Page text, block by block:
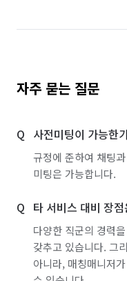
자주 묻는 질문
사전미팅이 가능한
규정에 준하여 채팅
미팅은 가능합니다.
타 서비스 대비 장
다양한 직군의 경력
갖추고 있습니다. 그
아니라, 매칭매니저